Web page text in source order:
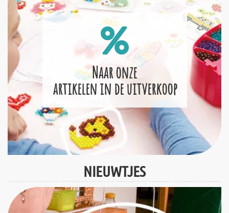
Naar onze
artikelen in de uitverkoop
NIEUWTJES